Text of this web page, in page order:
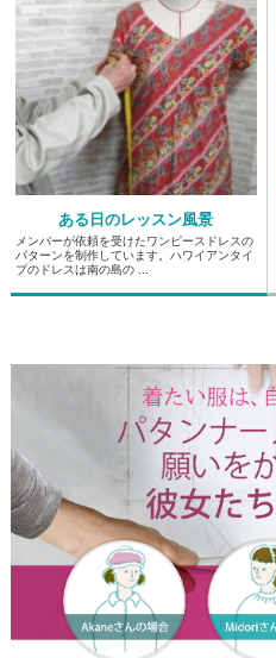
ある日のレッスン風景
メンバーが依頼を受けたワンピースドレスの
パターンを制作しています。ハワイアンタイ
プのドレスは南の島の ...